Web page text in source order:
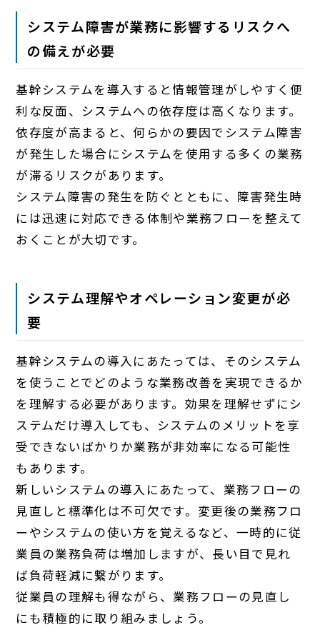
システム障害が業務に影響するリスクへ
の備えが必要
基幹システムを導入すると情報管理がしやすく便
利な反面、システムへの依存度は高くなります。
依存度が高まると、何らかの要因でシステム障害
が発生した場合にシステムを使用する多くの業務
が滞るリスクがあります。
システム障害の発生を防ぐとともに、障害発生時
には迅速に対応できる体制や業務フローを整えて
おくことが大切です。
システム理解やオペレーション変更が必
要
基幹システムの導入にあたっては、そのシステム
を使うことでどのような業務改善を実現できるか
を理解する必要があります。効果を理解せずにシ
ステムだけ導入しても、システムのメリットを享
受できないばかりか業務が非効率になる可能性
もあります。
新しいシステムの導入にあたって、業務フローの
見直しと標準化は不可欠です。変更後の業務フロ
ーやシステムの使い方を覚えるなど、一時的に従
業員の業務負荷は増加しますが、長い目で見れ
ば負荷軽減に繋がります。
従業員の理解も得ながら、業務フローの見直し
にも積極的に取り組みましょう。